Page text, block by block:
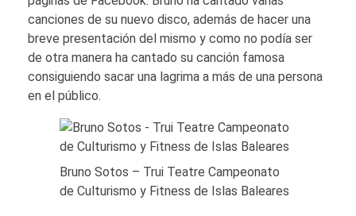
e
I
F
e
I
F
T
r
u
canciones de su nuevo disco, además de hacer una
breve presentación del mismo y como no podía ser
de otra manera ha cantado su canción famosa
consiguiendo sacar una lagrima a más de una persona
en el público.
Bruno Sotos – Trui Teatre Campeonato
de Culturismo y Fitness de Islas Baleares